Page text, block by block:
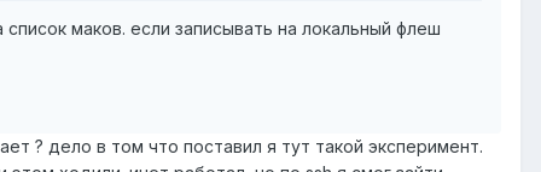
маков. если записывать на локальный флеш
? дело в том что поставил я тут такой эксперимент.